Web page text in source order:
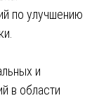
по улучшению
и
в области